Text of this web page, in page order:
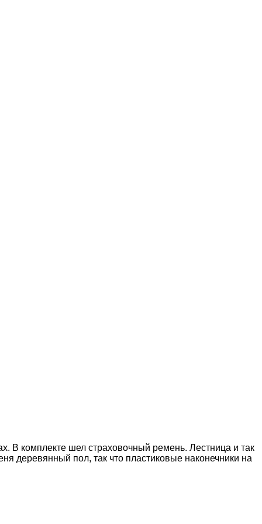
В комплекте шел страховочный ремень. Лестница и так
деревянный пол, так что пластиковые наконечники на